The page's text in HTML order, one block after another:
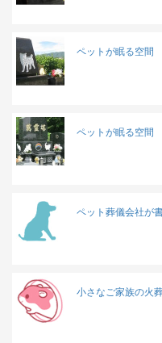
ペットが眠る空間
ペットが眠る空間
ペット葬儀会社が
小さなご家族の火